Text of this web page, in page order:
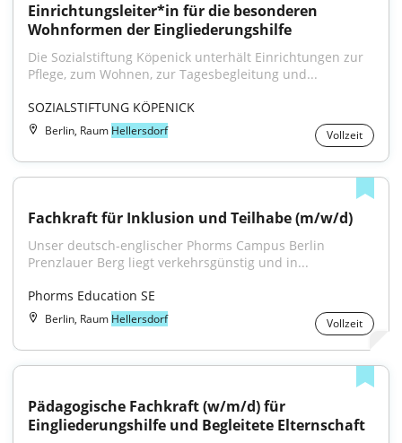
Einrichtungsleiter*in für die besonderen
Wohnformen der Eingliederungshilfe
Die Sozialstiftung Köpenick unterhält Einrichtungen zur
Pflege, zum Wohnen, zur Tagesbegleitung und...
SOZIALSTIFTUNG KÖPENICK
Berlin, Raum Hellersdorf Vollzeit
Fachkraft für Inklusion und Teilhabe (m/w/d)
Unser deutsch-englischer Phorms Campus Berlin
Prenzlauer Berg liegt verkehrsgünstig und in...
Phorms Education SE
Berlin, Raum Hellersdorf Vollzeit
Pädagogische Fachkraft (w/m/d) für
Eingliederungshilfe und Begleitete Elternschaft